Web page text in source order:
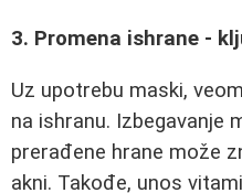
3. Promena ishrane -
Uz upotrebu maski,
na ishranu. Izbegavanje
prerađene hrane može
akni. Takođe, unos